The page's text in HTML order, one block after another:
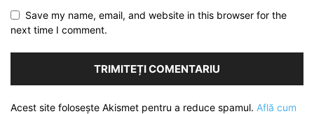
Save my name, email, and website in this browser for the
next time I comment.
Acest site folosește Akismet pentru a reduce spamul. Află cum